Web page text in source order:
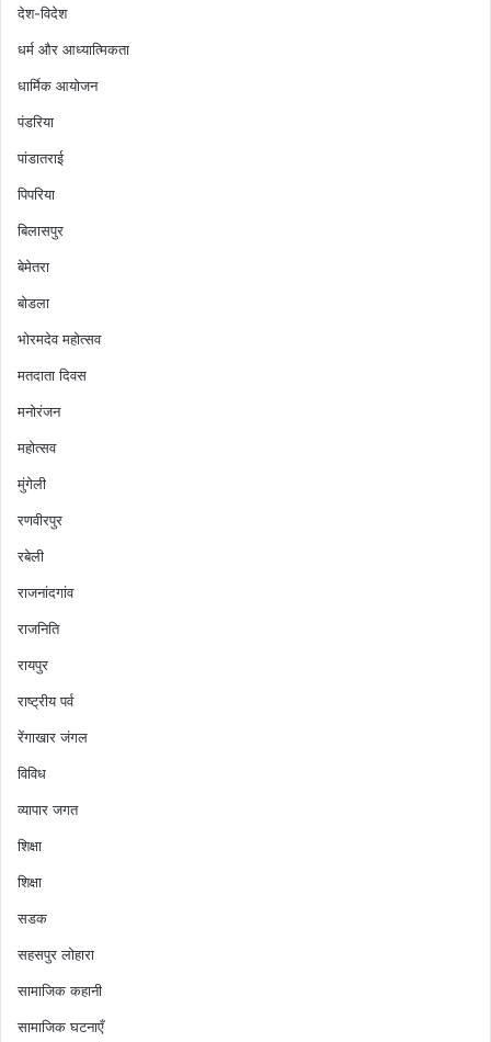
देश-विदेश
धर्म और आध्यात्मिकता
धार्मिक आयोजन
पंडरिया
पांडातराई
पिपरिया
बिलासपुर
बेमेतरा
बोडला
भोरमदेव महोत्सव
मतदाता दिवस
मनोरंजन
महोत्सव
मुंगेली
रणवीरपुर
रबेली
राजनांदगांव
राजनिति
रायपुर
राष्ट्रीय पर्व
रेंगाखार जंगल
विविध
व्यापार जगत
शिक्षा
शिक्षा
सडक
सहसपुर लोहारा
सामाजिक कहानी
सामाजिक घटनाएँ